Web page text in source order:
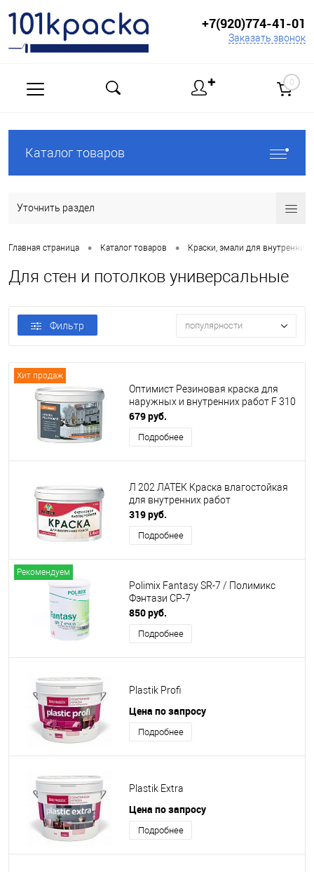
+7(920)774-41-01
Заказать звонок
✚ 0
Каталог товаров
Уточнить раздел
Главная страница • Каталог товаров • Краски, эмали для внутренних
Для стен и потолков универсальные
Фильтр популярности
Хит продаж
Оптимист Резиновая краска для
наружных и внутренних работ F 310
679 руб.
Подробнее
Л 202 ЛАТЕК Краска влагостойкая
для внутренних работ
319 руб.
Подробнее
Рекомендуем
Polimix Fantasy SR-7 / Полимикс
Фэнтази СР-7
850 руб.
Подробнее
Plastik Profi
Цена по запросу
Подробнее
Plastik Extra
Цена по запросу
Подробнее